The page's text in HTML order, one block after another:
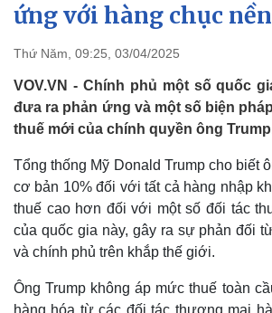
Quốc hội
Nhận diện sự thật
Giáo dục
ứng với hàng chục
Thứ Năm, 09:25, 03/04/2025
VOV.VN - Chính phủ một số quốc
đưa ra phản ứng và một số biện
thuế mới của chính quyền ông
Tổng thống Mỹ Donald Trump cho biết
cơ bản 10% đối với tất cả hàng nhập
thuế cao hơn đối với một số đối tác
của quốc gia này, gây ra sự phản đối
và chính phủ trên khắp thế giới.
Ông Trump không áp mức thuế toàn
hàng hóa từ các đối tác thương mại